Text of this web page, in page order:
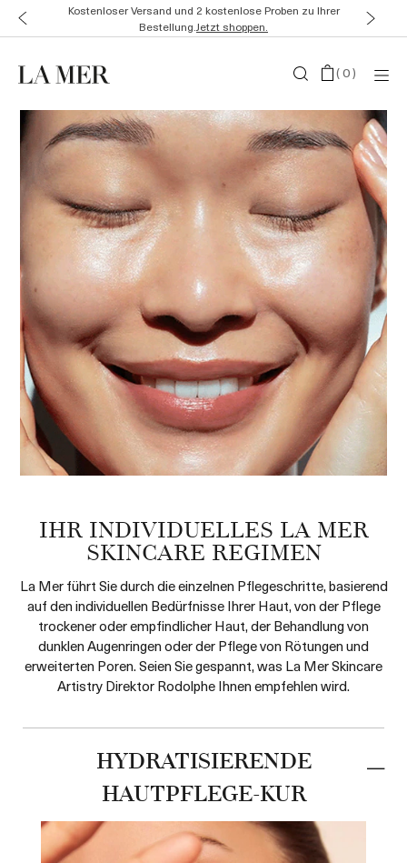
Kostenloser Versand und 2 kostenlose Proben zu Ihrer
Bestellung.Jetzt shoppen.
(0)
IHR INDIVIDUELLES LA MER
SKINCARE REGIMEN
La Mer führt Sie durch die einzelnen Pflegeschritte, basierend
auf den individuellen Bedürfnisse Ihrer Haut, von der Pflege
trockener oder empfindlicher Haut, der Behandlung von
dunklen Augenringen oder der Pflege von Rötungen und
erweiterten Poren. Seien Sie gespannt, was La Mer Skincare
Artistry Direktor Rodolphe Ihnen empfehlen wird.
HYDRATISIERENDE
HAUTPFLEGE-KUR